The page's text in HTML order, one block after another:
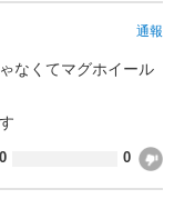
通報
なくてマグホイール
0 0